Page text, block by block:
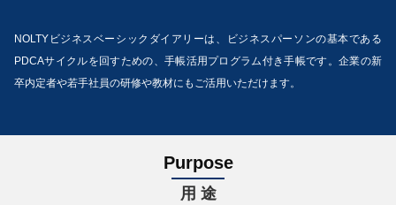
NOLTYビジネスベーシックダイアリーは、ビジネスパーソンの基本である
PDCAサイクルを回すための、手帳活用プログラム付き手帳です。企業の新
卒内定者や若手社員の研修や教材にもご活用いただけます。
Purpose
用 途